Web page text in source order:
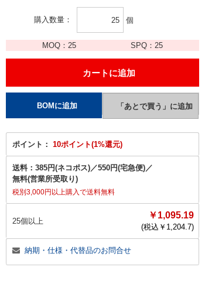
購入数量 個
MOQ： 25 SPQ：25
ポイント： 10ポイント(1%還元)
送料： 385円(ネコポス)／550円(宅急便)／
無料(営業所受取り)
税別3,000円以上購入で送料無料
25個以上
￥1,095.19
(税込￥ 1,204.7)
納期・仕様・代替品のお問合せ